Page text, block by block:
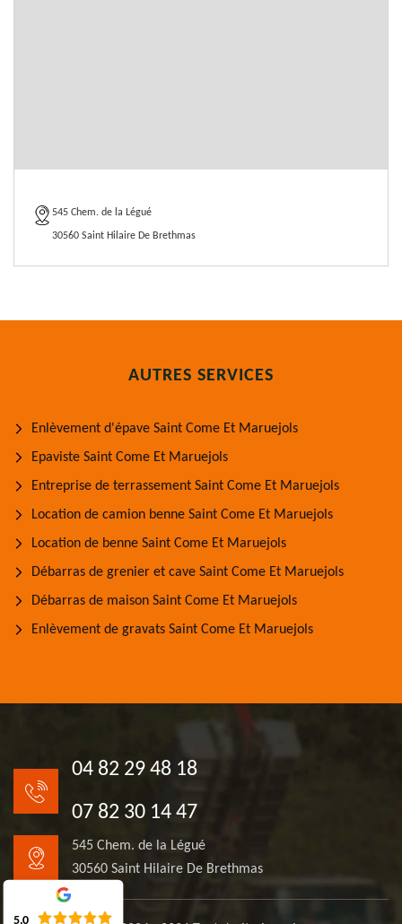
545 Chem. de la Légué
30560 Saint Hilaire De Brethmas
AUTRES SERVICES
Enlèvement d'épave Saint Come Et Maruejols
Epaviste Saint Come Et Maruejols
Entreprise de terrassement Saint Come Et Maruejols
Location de camion benne Saint Come Et Maruejols
Location de benne Saint Come Et Maruejols
Débarras de grenier et cave Saint Come Et Maruejols
Débarras de maison Saint Come Et Maruejols
Enlèvement de gravats Saint Come Et Maruejols
04 82 29 48 18
07 82 30 14 47
545 Chem. de la Légué
30560 Saint Hilaire De Brethmas
5.0